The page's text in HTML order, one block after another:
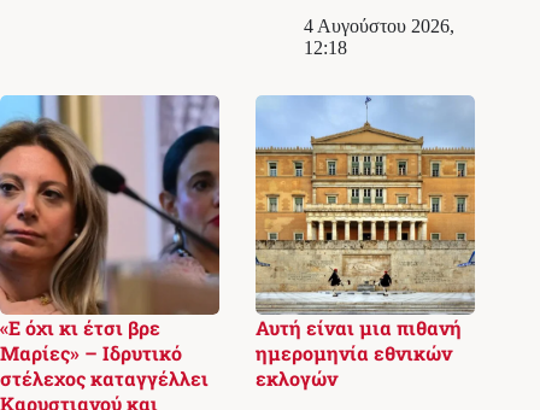
4 Αυγούστου 2026,
12:18
«Ε όχι κι έτσι βρε
Μαρίες» – Ιδρυτικό
στέλεχος καταγγέλλει
Καρυστιανού και
Αυτή είναι μια πιθανή
ημερομηνία εθνικών
εκλογών